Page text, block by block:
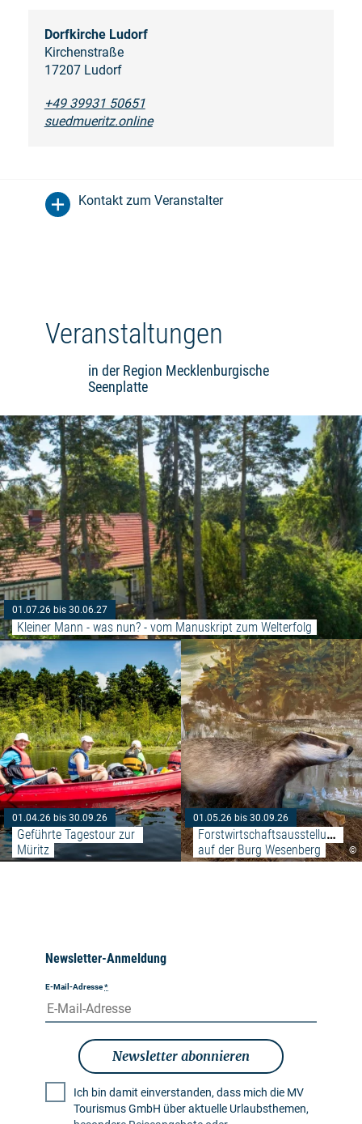
Dorfkirche Ludorf
Kirchenstraße
17207 Ludorf
+49 39931 50651
suedmueritz.online
Kontakt zum Veranstalter
Veranstaltungen
in der Region Mecklenburgische
Seenplatte
01.07.26 bis 30.06.27
Kleiner Mann - was nun? - vom Manuskript zum Welterfolg
01.04.26 bis 30.09.26
Geführte Tagestour zur
Müritz
Weiterlesen: "Geführte
©
01.05.26 bis 30.09.26
Forstwirtschaftsausstellung
auf der Burg Wesenberg
Newsletter-Anmeldung
E-Mail-Adresse*
Newsletter abonnieren
Ich bin damit einverstanden, dass mich die MV
Tourismus GmbH über aktuelle Urlaubsthemen,